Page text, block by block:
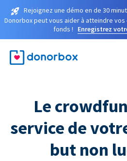
Rejoignez une démo en de 30
Donorbox peut vous aider à atteindre
fonds !
Enregistrez
Le
service de
but non